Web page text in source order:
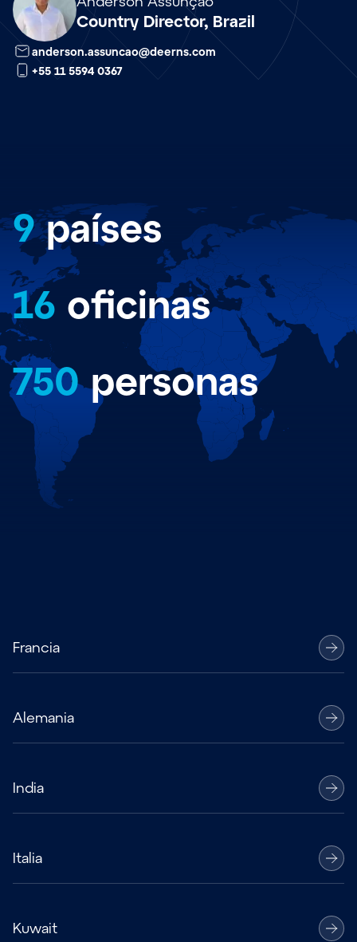
Country Director, Brazil
anderson.assuncao@deerns.com
+55 11 5594 0367
9países
16 oficinas
750personas
Francia
Alemania
India
Italia
Kuwait